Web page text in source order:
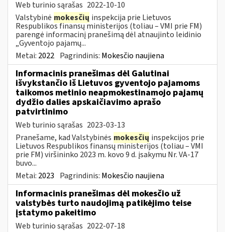
Web turinio sąrašas 2022-10-10
Valstybinė mokesčių inspekcija prie Lietuvos
Respublikos finansų ministerijos (toliau – VMI prie FM)
parengė informacinį pranešimą dėl atnaujinto leidinio
„Gyventojo pajamų...
Metai: 2022 Pagrindinis: Mokesčio naujiena
Informacinis pranešimas dėl Galutinai
išvykstančio iš Lietuvos gyventojo pajamoms
taikomos metinio neapmokestinamojo pajamų
dydžio dalies apskaičiavimo aprašo
patvirtinimo
Web turinio sąrašas 2023-03-13
Pranešame, kad Valstybinės mokesčių inspekcijos prie
Lietuvos Respublikos finansų ministerijos (toliau – VMI
prie FM) viršininko 2023 m. kovo 9 d. įsakymu Nr. VA-17
buvo...
Metai: 2023 Pagrindinis: Mokesčio naujiena
Informacinis pranešimas dėl mokesčio už
valstybės turto naudojimą patikėjimo teise
įstatymo pakeitimo
Web turinio sąrašas 2022-07-18